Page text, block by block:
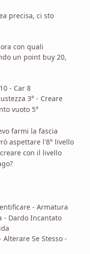
precisa, ci sto
con quali
un point buy 20,
- Car 8
3° - Creare
vuoto 5°
farmi la fascia
aspettare l'8° livello
con il livello
- Armatura
- Dardo Incantato
Se Stesso -